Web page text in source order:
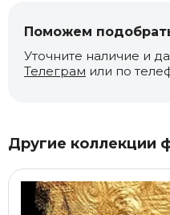
Поможем
Уточните наличие и
Телеграм или по
Другие коллекции